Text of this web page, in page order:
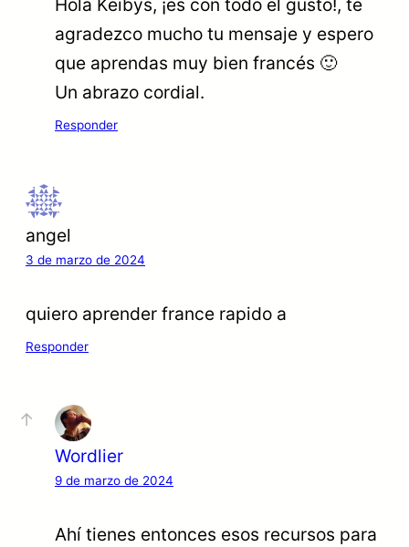
Hola Keibys, ¡es con todo el gusto!, te
agradezco mucho tu mensaje y espero
que aprendas muy bien francés 🙂
Un abrazo cordial.
Responder
angel
3 de marzo de 2024
quiero aprender france rapido a
Responder
Wordlier
9 de marzo de 2024
Ahí tienes entonces esos recursos para